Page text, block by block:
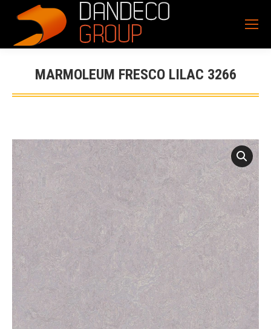
MARMOLEUM FRESCO LILAC 3266